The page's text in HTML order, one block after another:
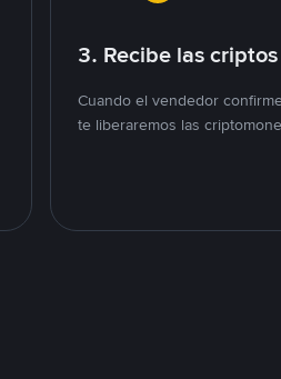
3. Recibe las criptos
Cuando el vendedor
te liberaremos las